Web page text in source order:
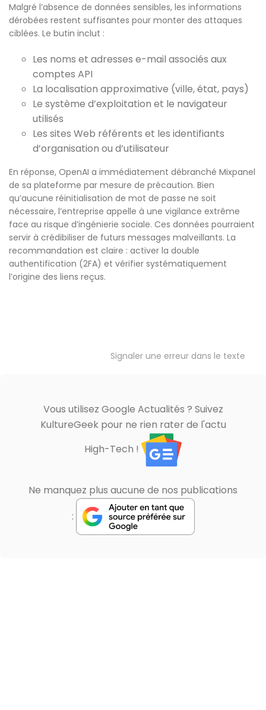
Malgré l’absence de données sensibles, les informations
dérobées restent suffisantes pour monter des attaques
ciblées. Le butin inclut :
Les noms et adresses e-mail associés aux
comptes API
La localisation approximative (ville, état, pays)
Le système d’exploitation et le navigateur
utilisés
Les sites Web référents et les identifiants
d’organisation ou d’utilisateur
En réponse, OpenAI a immédiatement débranché Mixpanel
de sa plateforme par mesure de précaution. Bien
qu’aucune réinitialisation de mot de passe ne soit
nécessaire, l’entreprise appelle à une vigilance extrême
face au risque d’ingénierie sociale. Ces données pourraient
servir à crédibiliser de futurs messages malveillants. La
recommandation est claire : activer la double
authentification (2FA) et vérifier systématiquement
l’origine des liens reçus.
Signaler une erreur dans le texte
Vous utilisez Google Actualités ? Suivez
KultureGeek pour ne rien rater de l'actu
High-Tech !
Ne manquez plus aucune de nos publications
: